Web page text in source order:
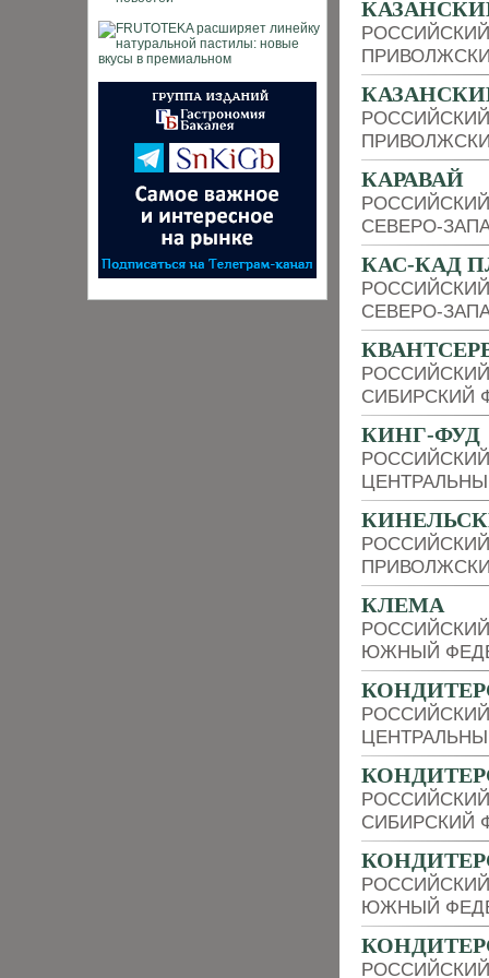
КАРАВАЙ
СЕВЕРО-
КАС-КАД
СЕВЕРО-
СИБИРСКИЙ
КИНГ-ФУД
КЛЕМА
ЮЖНЫЙ
СИБИРСКИЙ
ЮЖНЫЙ